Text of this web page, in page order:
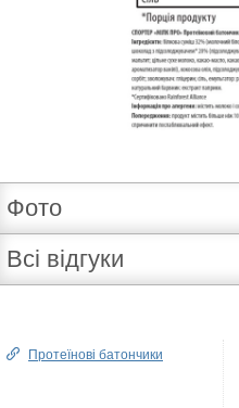
Фото
Всі відгуки
Протеїнові батончики